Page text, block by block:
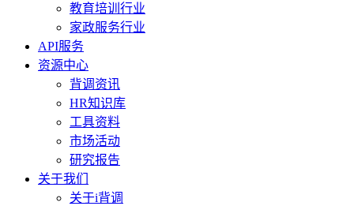
教育培训行业
家政服务行业
API服务
资源中心
背调资讯
HR知识库
工具资料
市场活动
研究报告
关于我们
关于i背调